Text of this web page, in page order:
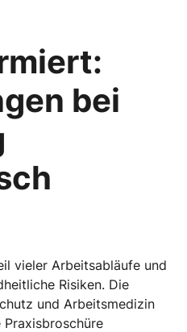
bei
vieler Arbeitsabläufe und
Risiken. Die
und Arbeitsmedizin
Praxisbroschüre